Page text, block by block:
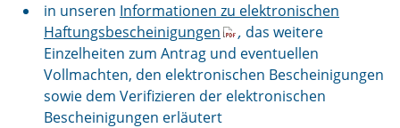
in unseren Informationen zu elektronischen
Haftungsbescheinigungen
, das weitere
Einzelheiten zum Antrag und eventuellen
Vollmachten, den elektronischen Bescheinigungen
sowie dem Verifizieren der elektronischen
Bescheinigungen erläutert